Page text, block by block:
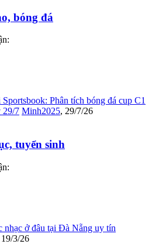
bóng đá
Phân tích bóng đá cup C1
29/7 Minh2025, 29/7/26
tuyển sinh
nhạc ở đâu tại Đà Nẵng uy tín
19/3/26